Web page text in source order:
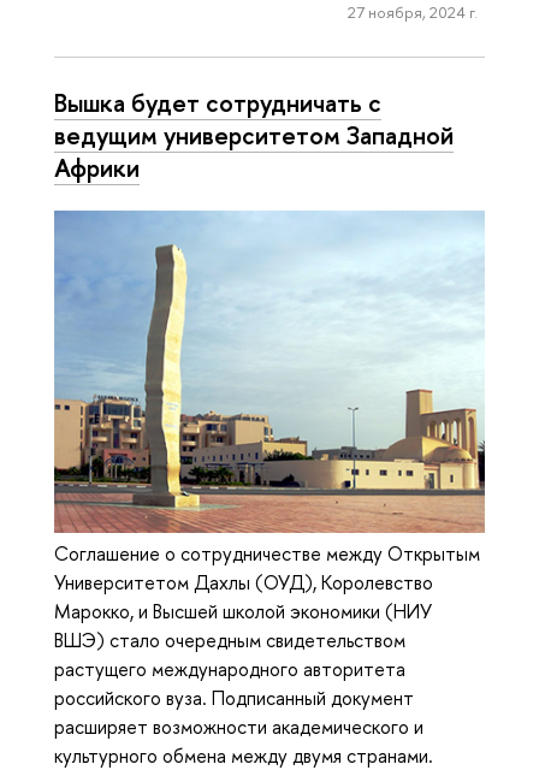
27 ноября, 2024 г.
Вышка будет сотрудничать с
ведущим университетом Западной
Африки
Соглашение о сотрудничестве между Открытым
Университетом Дахлы (ОУД), Королевство
Марокко, и Высшей школой экономики (НИУ
ВШЭ) стало очередным свидетельством
растущего международного авторитета
российского вуза. Подписанный документ
расширяет возможности академического и
культурного обмена между двумя странами.